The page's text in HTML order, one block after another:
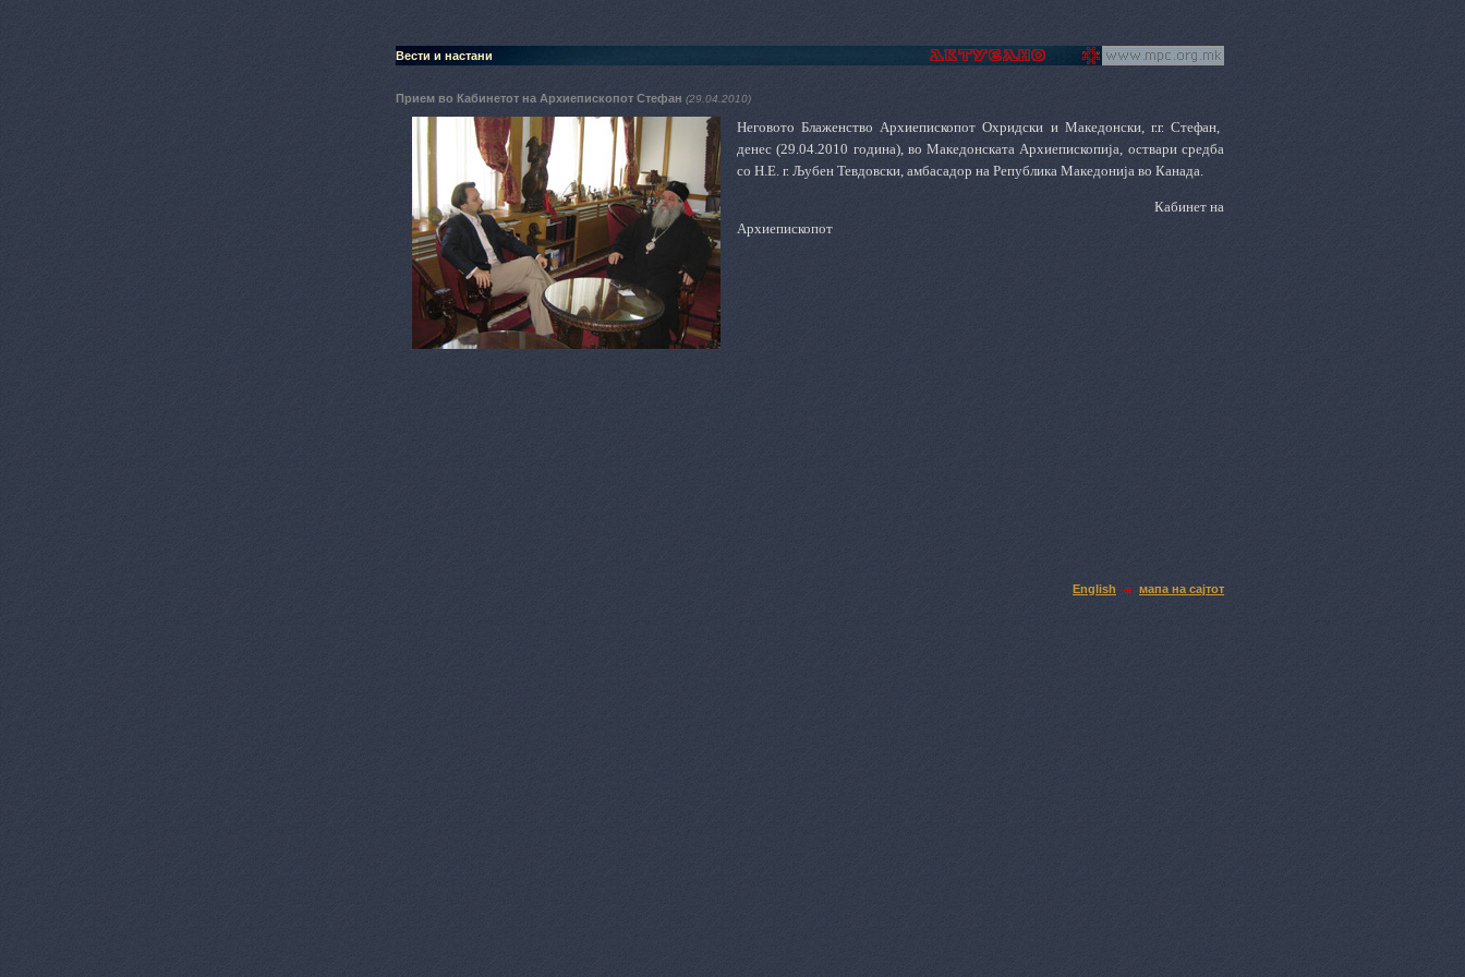
Вести и настани
Прием во Кабинетот на Архиепископот Стефан (29.04.2010)
Неговото Блаженство Архиепископот Охридски и Македонски, г.г. Стефан,
денес (29.04.2010 година), во Македонската Архиепископија, оствари средба
со Н.Е. г. Љубен Тевдовски, амбасадор на Република Македонија во Канада.
Кабинет на
Архиепископот
English мапа на сајтот